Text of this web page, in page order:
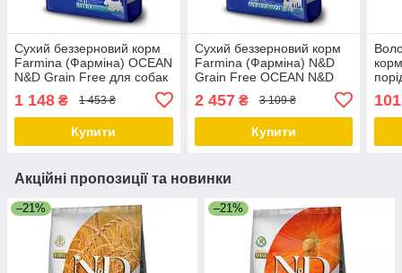
Сухий беззерновий корм
Farmina (Фарміна) OCEAN
N&D Grain Free для собак
гарбузом та апельсином
2.5 кг
1 148 ₴ 1 453 ₴
Купити
Сухий беззерновий корм
Farmina (Фарміна) N&D
Grain Free OCEAN N&D
малих порід з тріскою та
апельсином 7 кг
2 457₴ 3 109 ₴
Купити
101
Акційні пропозиції та новинки
–21% –21%